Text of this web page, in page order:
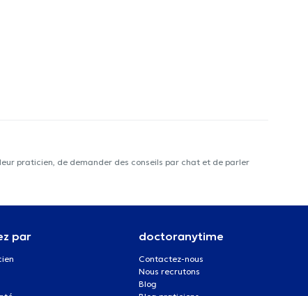
praticien, de demander des conseils par chat et de parler
par doctoranytime
Contactez-nous
Nous recrutons
Blog